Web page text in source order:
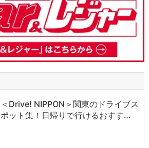
＜Drive! NIPPON＞関東のドライブス
ポット集！日帰りで行けるおすす…